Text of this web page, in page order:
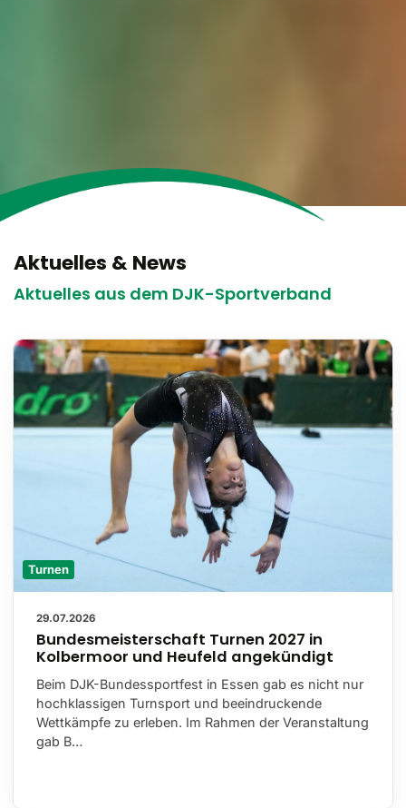
Aktuelles & News
Aktuelles aus dem DJK-Sportverband
Turnen
29.07.2026
Bundesmeisterschaft Turnen 2027 in
Kolbermoor und Heufeld angekündigt
Beim DJK-Bundessportfest in Essen gab es nicht nur
hochklassigen Turnsport und beeindruckende
Wettkämpfe zu erleben. Im Rahmen der Veranstaltung
gab B…